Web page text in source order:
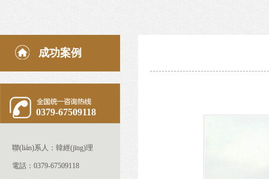
成功案例
0379-67509118
聯(lián)系人：韓經(jīng)理
電話：0379-67509118